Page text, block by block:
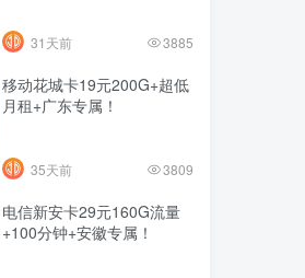
31天前 3885
移动花城卡19元200G+超低
月租+广东专属！
35天前 3809
电信新安卡29元160G流量
+100分钟+安徽专属！